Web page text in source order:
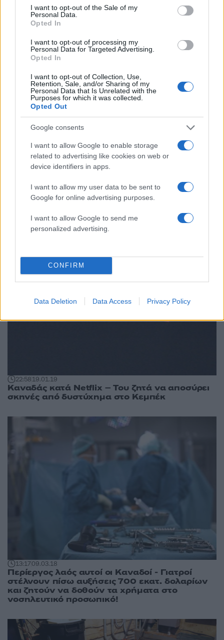
consent section.
I want to opt-out of the Sale of my
Personal Data.
Opted In
I want to opt-out of processing my
Personal Data for Targeted Advertising.
Opted In
I want to opt-out of Collection, Use,
Retention, Sale, and/or Sharing of my
Personal Data that Is Unrelated with the
Purposes for which it was collected.
Opted Out
Google consents
I want to allow Google to enable storage
related to advertising like cookies on web or
device identifiers in apps.
I want to allow my user data to be sent to
Google for online advertising purposes.
I want to allow Google to send me
personalized advertising.
CONFIRM
Data Deletion Data Access Privacy Policy
09:50 29.09.20
Κόκκινος συναγερμός για ένα μήνα σε Κεμπέκ
22:4613.07.20
κορονοϊού (pics)
22:5819.01.19
Καναδάς κατά Netflix – Του ζητά να αποσύρει
σκηνές από δυστύχημα στο Κεμπέκ
13:1709.03.18
Περίεργος λαός αυτοί οι Καναδοί - Γιατροί
στέλνουν πίσω αυξήσεις 700 εκατ. δολαρίων
και ζητούν να δοθούν τα χρήματα στο
νοσηλευτικό προσωπικό!